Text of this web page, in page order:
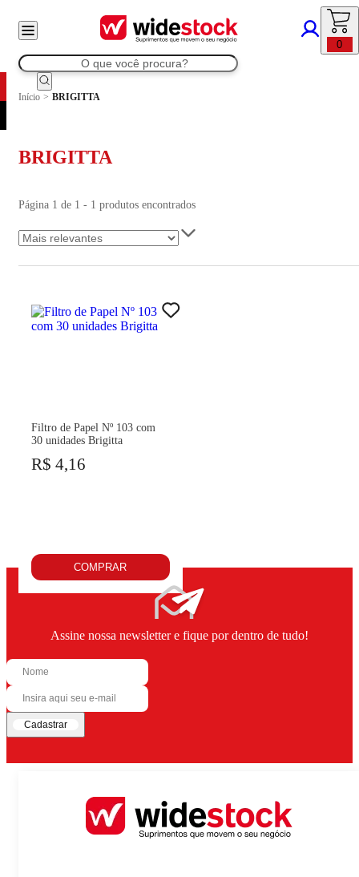
0
Início > BRIGITTA
BRIGITTA
Página 1 de 1 - 1 produtos encontrados
Filtro de Papel Nº 103 com
30 unidades Brigitta
R$ 4,16
COMPRAR
Assine nossa newsletter e fique por dentro de tudo!
Cadastrar